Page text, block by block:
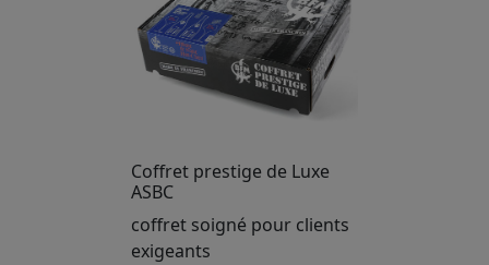
Coffret prestige de Luxe
ASBC
coffret soigné pour clients
exigeants